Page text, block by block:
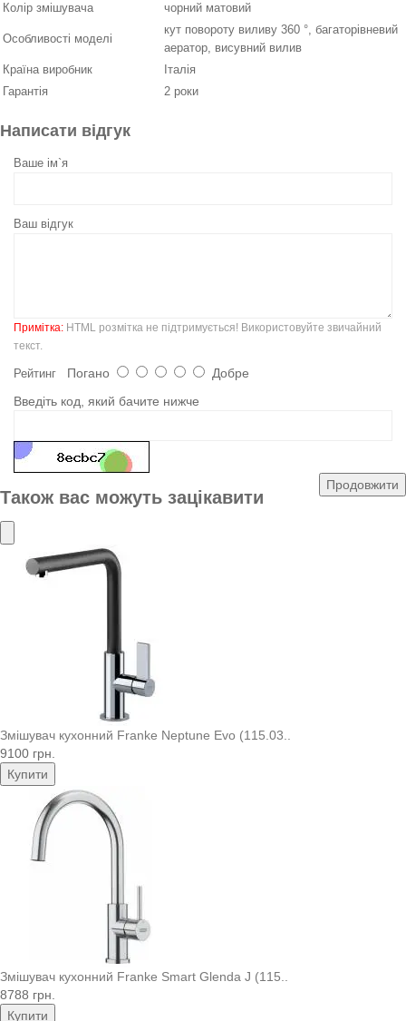
Колір змішувача
чорний матовий
Особливості моделі
кут повороту виливу 360 °, багаторівневий
аератор, висувний вилив
Країна виробник
Італія
Гарантія
2 роки
Написати відгук
Ваше ім`я
Ваш відгук
Примітка: HTML розмітка не підтримується! Використовуйте звичайний
текст.
Рейтинг Погано
Добре
Введіть код, який бачите нижче
Продовжити
Також вас можуть зацікавити
Змішувач кухонний Franke Neptune Evo (115.03..
9100 грн.
Купити
Змішувач кухонний Franke Smart Glenda J (115..
8788 грн.
Купити